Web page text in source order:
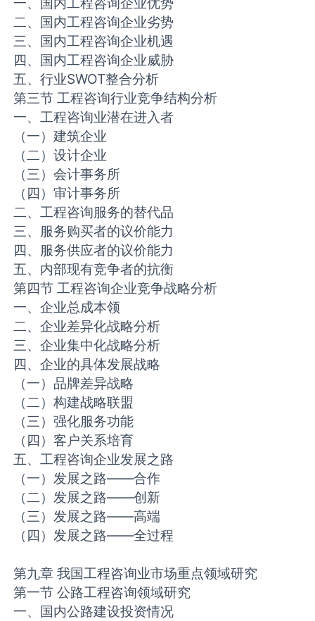
二、国内工程咨询企业劣势
三、国内工程咨询企业机遇
四、国内工程咨询企业威胁
五、行业SWOT整合分析
第三节 工程咨询行业竞争结构分析
一、工程咨询业潜在进入者
（一）建筑企业
（二）设计企业
（三）会计事务所
（四）审计事务所
二、工程咨询服务的替代品
三、服务购买者的议价能力
四、服务供应者的议价能力
五、内部现有竞争者的抗衡
第四节 工程咨询企业竞争战略分析
一、企业总成本领
二、企业差异化战略分析
三、企业集中化战略分析
四、企业的具体发展战略
（一）品牌差异战略
（二）构建战略联盟
（三）强化服务功能
（四）客户关系培育
五、工程咨询企业发展之路
（一）发展之路——合作
（二）发展之路——创新
（三）发展之路——高端
（四）发展之路——全过程
第九章 我国工程咨询业市场重点领域研究
第一节 公路工程咨询领域研究
一、国内公路建设投资情况